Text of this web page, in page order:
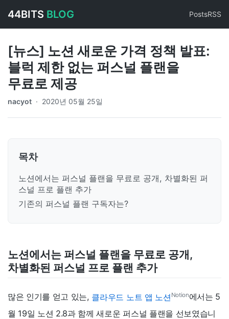
44BITS BLOG PostsRSS
[뉴스] 노션 새로운 가격 정책 발표:
블럭 제한 없는 퍼스널 플랜을
무료로 제공
nacyot · 2020년 05월 25일
목차
노션에서는 퍼스널 플랜을 무료로 공개, 차별화된 퍼
스널 프로 플랜 추가
기존의 퍼스널 플랜 구독자는?
노션에서는 퍼스널 플랜을 무료로 공개,
차별화된 퍼스널 프로 플랜 추가
많은 인기를 얻고 있는, 클라우드 노트 앱 노션 Notion에서는 5
월 19일 노션 2.8과 함께 새로운 퍼스널 플랜을 선보였습니